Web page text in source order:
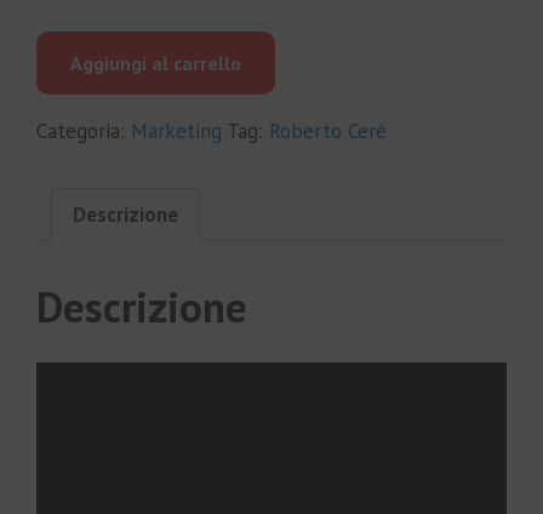
era:
è:
Aggiungi al carrello
Categoria: Marketing Tag: Roberto Cerè
Descrizione
Descrizione